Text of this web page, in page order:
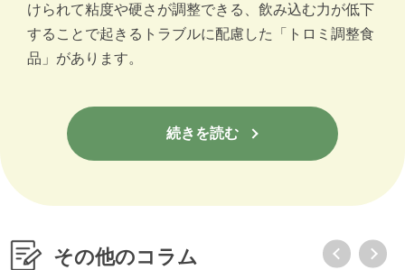
けられて粘度や硬さが調整できる、飲み込む力が低下
することで起きるトラブルに配慮した「トロミ調整食
品」があります。
続きを読む
その他のコラム